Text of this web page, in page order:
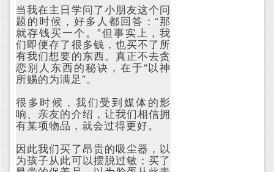
当我在主日学问了小朋友这个问
题的时候，好多人都回答：“那
就存钱买一个。”但事实上，我
们即便存了很多钱，也买不了所
有我们想要的东西。真正不去贪
恋别人东西的秘诀，在于“以神
所赐的为满足”。
很多时候，我们受到媒体的影
响、亲友的介绍，让我们相信拥
有某项物品，就会过得更好。
因此我们买了昂贵的吸尘器，以
为孩子从此可以摆脱过敏；买了